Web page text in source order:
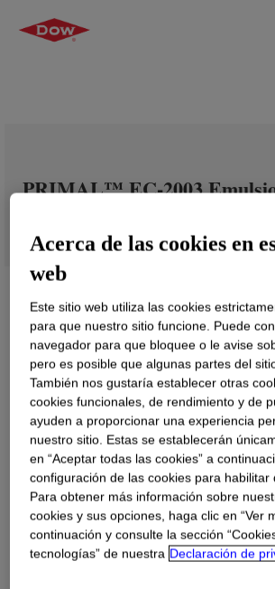
PRIMAL™ EC-2003
Qué esPRIMAL™ EC-2003
Un polímero estireno-acrílico
Recubrimientos Elastoméricos de
excelente equilibrio entre propiedades
resistencia a la acumulación de
Acerca de las cookies en
web
Este sitio web utiliza las cookies
para que nuestro sitio funcione. Puede
navegador para que bloquee o le avise
pero es posible que algunas partes del
También nos gustaría establecer otras
cookies funcionales, de rendimiento y de
ayuden a proporcionar una experiencia
nuestro sitio. Estas se establecerán
en “Aceptar todas las cookies” a
configuración de las cookies para habilitar
Para obtener más información sobre
cookies y sus opciones, haga clic en “Ver
continuación y consulte la sección
tecnologías” de nuestra Declaración de